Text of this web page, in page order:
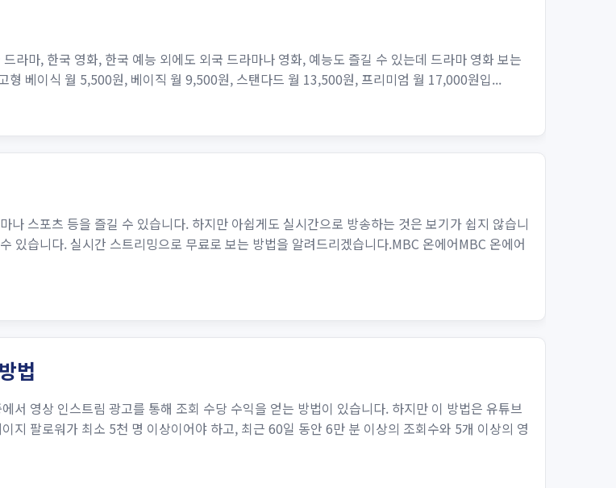
라마, 한국 영화, 한국 예능 외에도 외국 드라마나 영화, 예능도 즐길 수 있는데 드라마 영화 보는
베이식 월 5,500원, 베이직 월 9,500원, 스탠다드 월 13,500원, 프리미엄 월 17,000원입...
스포츠 등을 즐길 수 있습니다. 하지만 아쉽게도 실시간으로 방송하는 것은 보기가 쉽지 않습니
있습니다. 실시간 스트리밍으로 무료로 보는 방법을 알려드리겠습니다.MBC 온에어MBC 온에어
법
서 영상 인스트림 광고를 통해 조회 수당 수익을 얻는 방법이 있습니다. 하지만 이 방법은 유튜브
지 팔로워가 최소 5천 명 이상이어야 하고, 최근 60일 동안 6만 분 이상의 조회수와 5개 이상의 영